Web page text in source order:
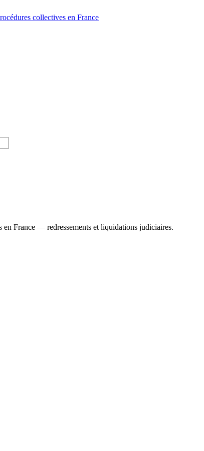
collectives en France
en France — redressements et liquidations judiciaires.